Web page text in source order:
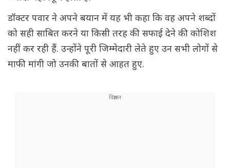
डॉक्टर पवार ने अपने बयान में यह भी कहा कि वह अपने शब्दों
को सही साबित करने या किसी तरह की सफाई देने की कोशिश
नहीं कर रही हैं. उन्होंने पूरी जिम्मेदारी लेते हुए उन सभी लोगों से
माफी मांगी जो उनकी बातों से आहत हुए.